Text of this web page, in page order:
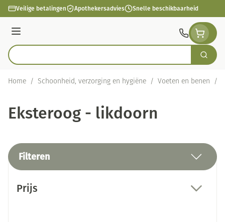
Ga naar de inhoud
Veilige betalingen Apothekersadvies Snelle beschikbaarheid
Menu
Product, merk, categorie... Zoek
Home / Schoonheid, verzorging en hygiëne / Voeten en benen /
Eksteroog - likdoorn
Filteren
Prijs